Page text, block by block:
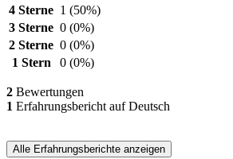
4 Sterne 1 (50%)
3 Sterne 0 (0%)
2 Sterne 0 (0%)
1 Stern
0 (0%)
2 Bewertungen
1 Erfahrungsbericht auf Deutsch
Alle Erfahrungsberichte anzeigen